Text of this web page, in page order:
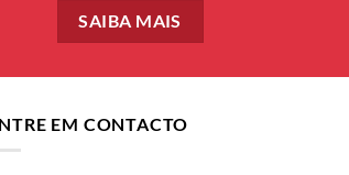
SAIBA MAIS
EM CONTACTO